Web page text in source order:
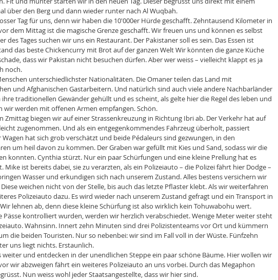
über den Berg und dann wieder runter nach Al Wuqbah.
Tag für uns, denn wir haben die 10'000er Hürde geschafft. Zehntausend Kilometer in
dem Mittag ist die magische Grenze geschafft. Wir freuen uns und können es selbst
des Tages suchen wir uns ein Restaurant. Der Pakistaner soll es sein. Das Essen ist
das beste Chickencurry mit Brot auf der ganzen Welt Wir könnten die ganze Küche
dass wir Pakistan nicht besuchen dürfen. Aber wer weiss – vielleicht klappt es ja
noch.
unterschiedlichster Nationalitäten. Die Omaner teilen das Land mit
und Afghanischen Gastarbeitern. Und natürlich sind auch viele andere Nachbarländer
traditionellen Gewänder gehüllt und es scheint, als gelte hier die Regel des leben und
wir werden mit offenen Armen empfangen. Schön.
Zmittag biegen wir auf einer Strassenkreuzung in Richtung Ibri ab. Der Verkehr hat auf
zugenommen. Und als ein entgegenkommendes Fahrzeug überholt, passiert
Wagen hat sich grob verschätzt und beide Pédaleurs sind gezwungen, in den
um heil davon zu kommen. Der Graben war gefüllt mit Kies und Sand, sodass wir die
konnten. Cynthia stürzt. Nur ein paar Schürfungen und eine kleine Prellung hat es
Mike ist bereits dabei, sie zu verarzten, als ein Polizeiauto – die Polizei fährt hier Dodge –
Wasser und erkundigen sich nach unserem Zustand. Alles bestens versichern wir
weichen nicht von der Stelle, bis auch das letzte Pflaster klebt. Als wir weiterfahren
Polizeiauto dazu. Es wird wieder nach unserem Zustand gefragt und ein Transport in
lehnen ab, denn diese kleine Schürfung ist also wirklich kein Tohuwabohu wert.
Pässe kontrolliert wurden, werden wir herzlich verabschiedet. Wenige Meter weiter steht
Wahnsinn. Innert zehn Minuten sind drei Polizistenteams vor Ort und kümmern
die beiden Touristen. Nur so nebenbei: wir sind im Fall voll in der Wüste. Fünfzehn
uns liegt nichts. Erstaunlich.
und entdecken in der unendlichen Steppe ein paar schöne Bäume. Hier wollen wir
wir abzweigen fährt ein weiteres Polizeiauto an uns vorbei. Durch das Megaphon
Nun weiss wohl jeder Staatsangestellte, dass wir hier sind.